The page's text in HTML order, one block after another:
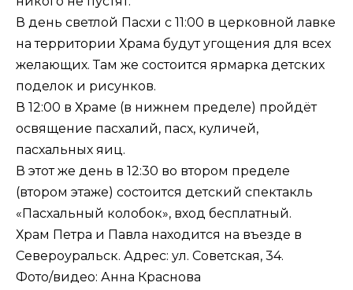
В день светлой Пасхи с 11:00 в церковной лавке
на территории Храма будут угощения для всех
желающих. Там же состоится ярмарка детских
поделок и рисунков.
В 12:00 в Храме (в нижнем пределе) пройдёт
освящение пасхалий, пасх, куличей,
пасхальных яиц.
В этот же день в 12:30 во втором пределе
(втором этаже) состоится детский спектакль
«Пасхальный колобок», вход бесплатный.
Храм Петра и Павла находится на въезде в
Североуральск. Адрес: ул. Советская, 34.
Фото/видео: Анна Краснова